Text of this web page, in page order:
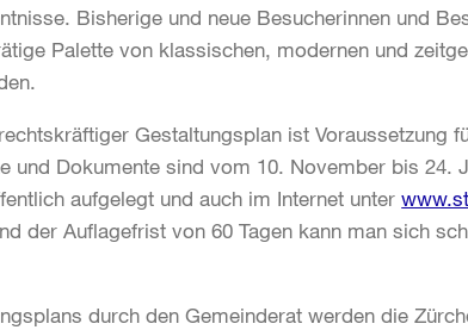
Bisherige und neue Besucherinnen und
Palette von klassischen, modernen und
Gestaltungsplan ist Voraussetzung
und Dokumente sind vom 10. November bis 24.
aufgelegt und auch im Internet unter
der Auflagefrist von 60 Tagen kann man sich
durch den Gemeinderat werden die